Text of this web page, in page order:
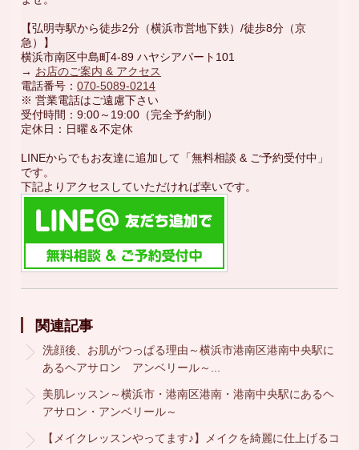
【弘明寺駅から徒歩2分（横浜市営地下鉄）/徒歩8分（京
急）】
横浜市南区中島町4-89 ハヤシアパート101
→ お店のご案内 & アクセス
電話番号：070-5089-0214
※ 営業電話はご遠慮下さい
受付時間：9:00～19:00（完全予約制）
定休日：日曜＆不定休
LINEからでもお友達に追加して「無料相談 & ご予約受付中」
です。
下記よりアクセスしていただければ幸いです。
関連記事
洗顔後、お肌がつっぱる理由～横浜市港南区港南中央駅に
あるヘアサロン アンベリール～...
美肌レッスン～横浜市・港南区港南・港南中央駅にあるヘ
アサロン・アンベリール～
【メイクレッスンやってます♪】メイクを綺麗に仕上げるコ